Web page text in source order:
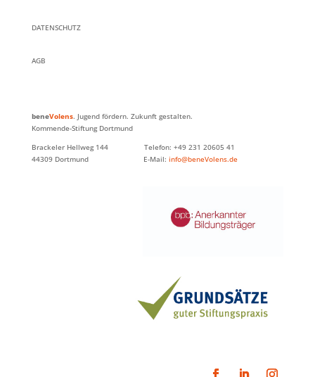
DATENSCHUTZ
AGB
beneVolens. Jugend fördern. Zukunft gestalten.
Kommende-Stiftung Dortmund
Brackeler Hellweg 144 Telefon: +49 231 20605 41
44309 Dortmund E-Mail: info@beneVolens.de